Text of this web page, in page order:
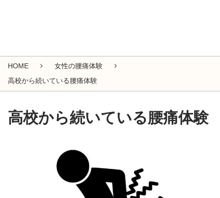
HOME
女性の腰痛体験
高校から続いている腰痛体験
高校から続いている腰痛体験